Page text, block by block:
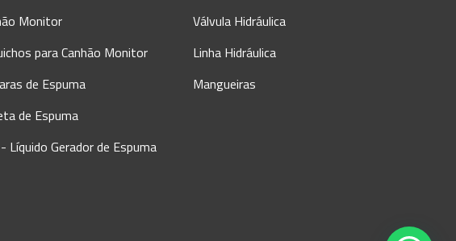
Monitor
para Canhão Monitor
de Espuma
de Espuma
Líquido Gerador de Espuma
Válvula Hidráulica
Linha Hidráulica
Mangueiras